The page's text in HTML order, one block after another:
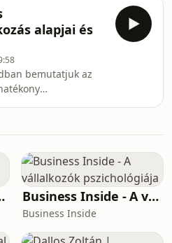
kap
edzést végző
kiegészítők
hogyan válasszuk
és mikor
Kitérünk
is, amelyek
kutatások
alapjai és
bemutatjuk az
van
az optimális
a leggyakoribb
a
kapcsán
a
és az edzések
is, illetve gyakorlati
podcast] Business Inside - A vállalkozók pszichológiája
Business Inside